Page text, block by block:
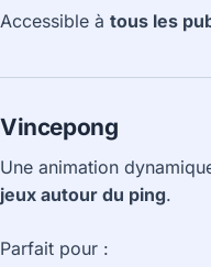
Accessible à tous les
Vincepong
Une animation
jeux autour du ping.
Parfait pour :